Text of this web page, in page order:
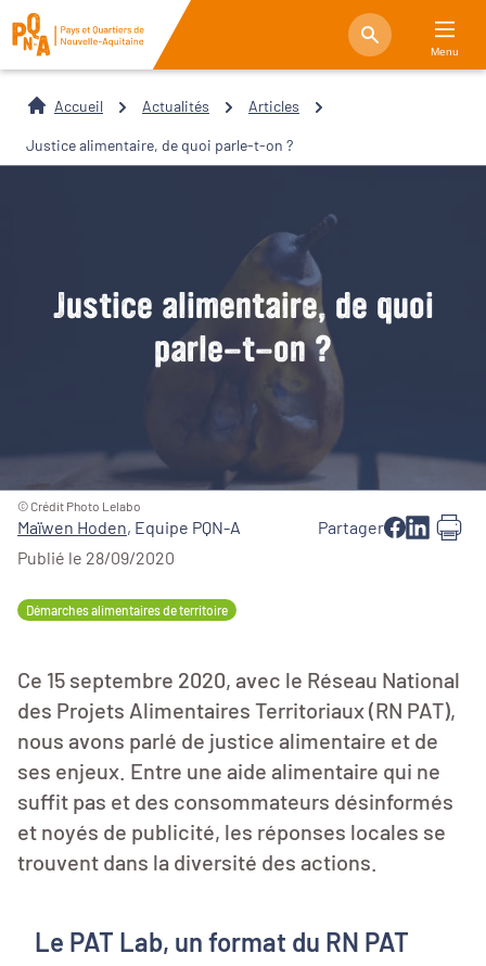
Menu
Accueil Actualités Articles
Justice alimentaire, de quoi parle-t-on ?
Justice alimentaire, de quoi
parle-t-on ?
© Crédit Photo Lelabo
Maïwen Hoden, Equipe PQN-A
Publié le 28/09/2020
Partager
Démarches alimentaires de territoire
Ce 15 septembre 2020, avec le Réseau National
des Projets Alimentaires Territoriaux (RN PAT),
nous avons parlé de justice alimentaire et de
ses enjeux. Entre une aide alimentaire qui ne
suffit pas et des consommateurs désinformés
et noyés de publicité, les réponses locales se
trouvent dans la diversité des actions.
Le PAT Lab, un format du RN PAT